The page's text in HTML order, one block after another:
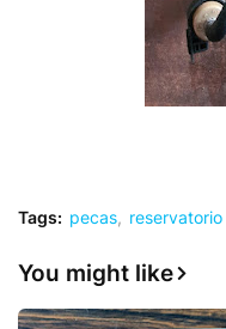
Tags: pecas
You might like